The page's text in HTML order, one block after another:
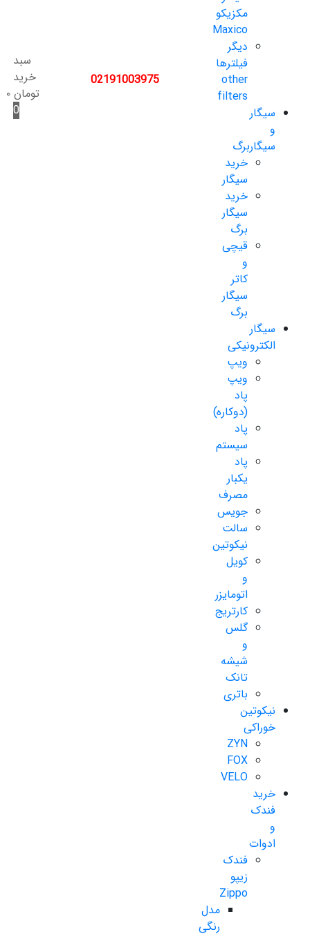
مکزیکو
Maxico
دیگر
فیلترها
other
filters
سیگار
و
سیگاربرگ
خرید
سیگار
خرید
سیگار
برگ
قیچی
و
کاتر
سیگار
برگ
سیگار
الکترونیکی
ویپ
ویپ
پاد
(دوکاره)
پاد
سیستم
پاد
یکبار
مصرف
جویس
سالت
نیکوتین
کویل
و
اتومایزر
کارتریج
گلس
و
شیشه
تانک
باتری
نیکوتین
خوراکی
ZYN
FOX
VELO
خرید
فندک
و
ادوات
فندک
زیپو
Zippo
مدل
رنگی
02191003975
سبد
خرید
تومان۰
0